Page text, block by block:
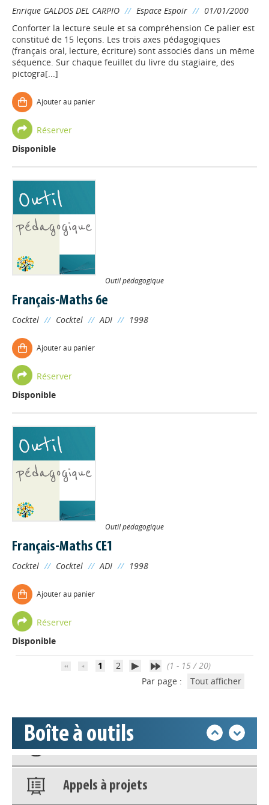
Enrique GALDOS DEL CARPIO // Espace Espoir // 01/01/2000
Conforter la lecture seule et sa compréhension Ce palier est
constitué de 15 leçons. Les trois axes pédagogiques
(français oral, lecture, écriture) sont associés dans un même
séquence. Sur chaque feuillet du livre du stagiaire, des
pictogra[...]
Ajouter au panier
Réserver
Disponible
Outil pédagogique
Français-Maths 6e
Cocktel // Cocktel // ADI // 1998
Ajouter au panier
Réserver
Disponible
Outil pédagogique
Français-Maths CE1
Cocktel // Cocktel // ADI // 1998
Ajouter au panier
Réserver
Disponible
1 2
(1 - 15 / 20)
Par page :
Tout afficher
Boîte à outils
déconnecter)
Nos veilles Scoop.it